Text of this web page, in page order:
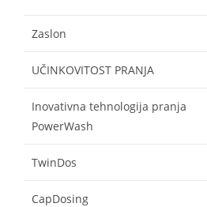
Zaslon
UČINKOVITOST PRANJA
Inovativna tehnologija pranja
PowerWash
TwinDos
CapDosing